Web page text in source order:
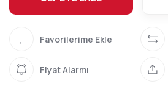
Fiyat Alarmı